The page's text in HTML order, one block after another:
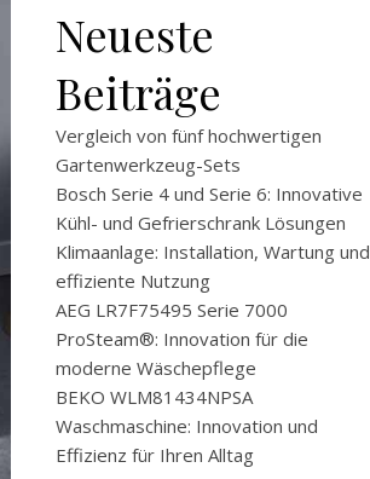
Neueste
Beiträge
Vergleich von fünf hochwertigen
Gartenwerkzeug-Sets
Bosch Serie 4 und Serie 6: Innovative
Kühl- und Gefrierschrank Lösungen
Klimaanlage: Installation, Wartung und
effiziente Nutzung
AEG LR7F75495 Serie 7000
ProSteam®: Innovation für die
moderne Wäschepflege
BEKO WLM81434NPSA
Waschmaschine: Innovation und
Effizienz für Ihren Alltag